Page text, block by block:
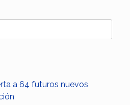
a 64 futuros nuevos